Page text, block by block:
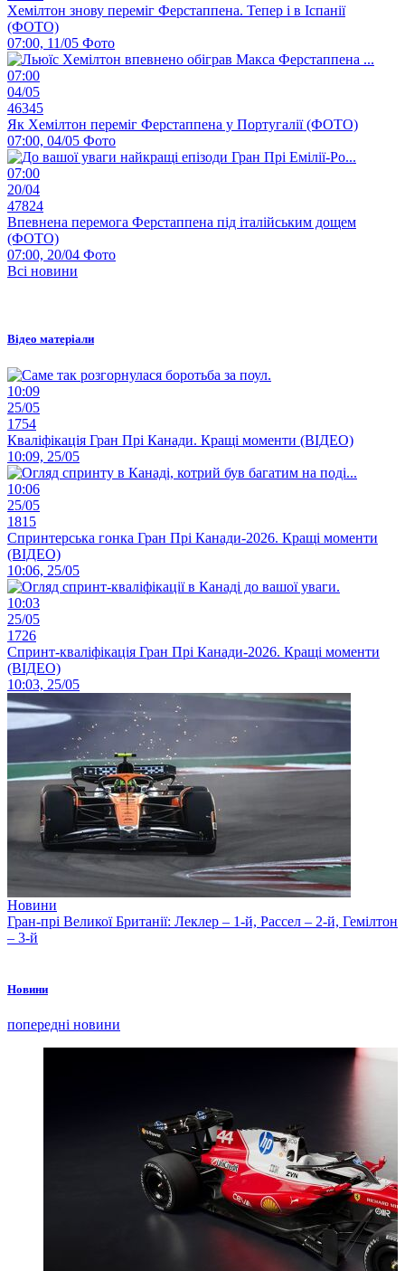
Хемілтон знову переміг Ферстаппена. Тепер і в Іспанії
(ФОТО)
07:00, 11/05 Фото
07:00
04/05
46345
Як Хемілтон переміг Ферстаппена у Португалії (ФОТО)
07:00, 04/05 Фото
07:00
20/04
47824
Впевнена перемога Ферстаппена під італійським дощем
(ФОТО)
07:00, 20/04 Фото
Всі новини
Відео матеріали
10:09
25/05
1754
Кваліфікація Гран Прі Канади. Кращі моменти (ВІДЕО)
10:09, 25/05
10:06
25/05
1815
Спринтерська гонка Гран Прі Канади-2026. Кращі моменти
(ВІДЕО)
10:06, 25/05
10:03
25/05
1726
Спринт-кваліфікація Гран Прі Канади-2026. Кращі моменти
(ВІДЕО)
10:03, 25/05
Новини
Гран-прі Великої Британії: Леклер – 1-й, Рассел – 2-й, Гемілтон
– 3-й
Новини
попередні новини